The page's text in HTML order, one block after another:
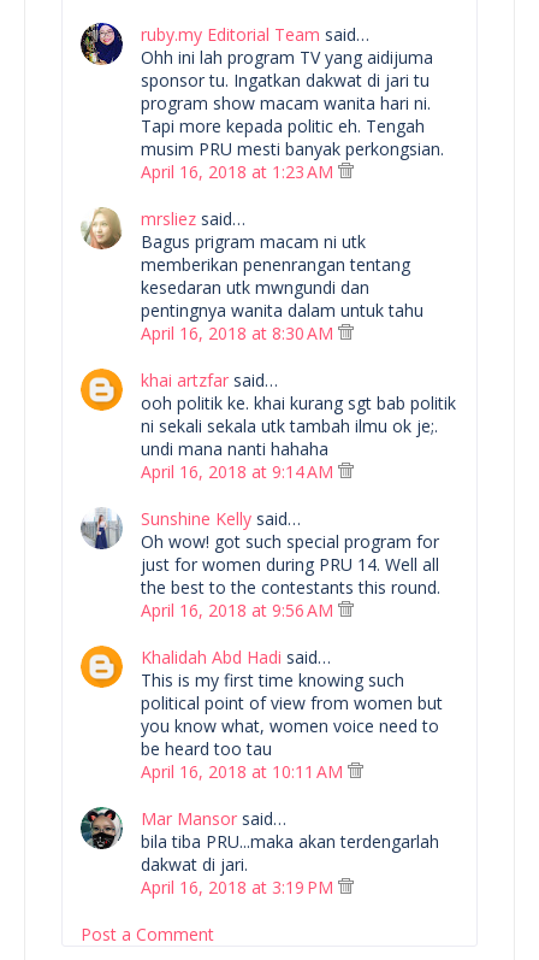
ruby.my Editorial Team said…
Ohh ini lah program TV yang aidijuma
sponsor tu. Ingatkan dakwat di jari tu
program show macam wanita hari ni.
Tapi more kepada politic eh. Tengah
musim PRU mesti banyak perkongsian.
April 16, 2018 at 1:23 AM
mrsliez said…
Bagus prigram macam ni utk
memberikan penenrangan tentang
kesedaran utk mwngundi dan
pentingnya wanita dalam untuk tahu
April 16, 2018 at 8:30 AM
khai artzfar said…
ooh politik ke. khai kurang sgt bab politik
ni sekali sekala utk tambah ilmu ok je;.
undi mana nanti hahaha
April 16, 2018 at 9:14 AM
Sunshine Kelly said…
Oh wow! got such special program for
just for women during PRU 14. Well all
the best to the contestants this round.
April 16, 2018 at 9:56 AM
Khalidah Abd Hadi said…
This is my first time knowing such
political point of view from women but
you know what, women voice need to
be heard too tau
April 16, 2018 at 10:11 AM
Mar Mansor said…
bila tiba PRU...maka akan terdengarlah
dakwat di jari.
April 16, 2018 at 3:19 PM
Post a Comment